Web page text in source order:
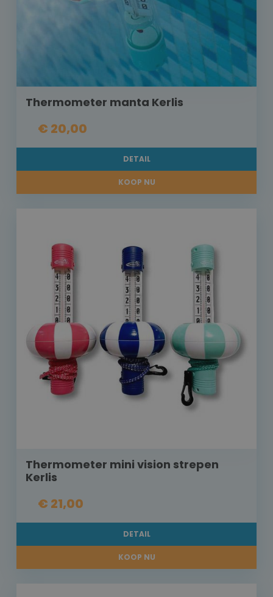
Thermometer manta Kerlis
€ 20,00
DETAIL
KOOP NU
Thermometer mini vision strepen
Kerlis
€ 21,00
DETAIL
KOOP NU